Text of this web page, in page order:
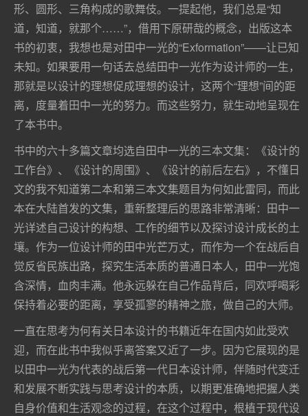
形、圆形、三角构成的歌舞伎。一提起他，我们总是“知
道，知道，就那个……”，借用下原研哉的概念，出版这本
书的初衷，我想也是对田中一光的“Exformation”——让已知
未知。如果要用一句话去总结田中一光作为设计师的一生，
那就是以设计的理想促成理想的设计，这两个“理想”间的距
离，度量着田中一光的努力。而这些努力，就生动地呈现在
了本书中。
书中的六十多篇文章均选自田中一光的三本文集：《设计的
工作台》、《设计的周围》、《设计的前后左右》，不懂日
文的我不知道第二本和第三本文集题目为何如此雷同，而此
本在大陆首发的文集，重新整理后的思路非常清晰：田中一
光详述自己设计的构想、工作的细节以及探讨设计成长的土
壤。作为一位设计师的田中光芒万丈，而作为一个在战后自
觉反省民族出路，探究生活本质的普通日本人，田中一光饱
含深情，血肉丰满。他永远躲在自己作品背后，同欢呼喝彩
保持着必要的距离，享受孤寥的精神之旅，做自己的大师。
一直在思考为何有关日本设计的书籍近年在国内如此受欢
迎，而在此书中我似乎离答案又近了一步。因为它展现的是
以田中一光为代表的战后第一代日本设计师，伴随时代变迁
和发展不断实践与思考设计的本质，以期更准确地把握人类
自身价值和生活观念的过程，在这个过程中，根植于现代设